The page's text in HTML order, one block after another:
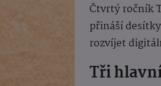
Čtvrtý ročník
přináší
rozvíjet
Tři